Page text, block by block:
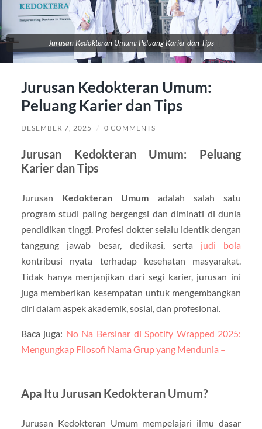
Jurusan Kedokteran Umum: Peluang Karier dan Tips
Jurusan Kedokteran Umum:
Peluang Karier dan Tips
DESEMBER 7, 2025 / 0 COMMENTS
Jurusan Kedokteran Umum: Peluang
Karier dan Tips
Jurusan Kedokteran Umum adalah salah satu
program studi paling bergengsi dan diminati di dunia
pendidikan tinggi. Profesi dokter selalu identik dengan
tanggung jawab besar, dedikasi, serta judi bola
kontribusi nyata terhadap kesehatan masyarakat.
Tidak hanya menjanjikan dari segi karier, jurusan ini
juga memberikan kesempatan untuk mengembangkan
diri dalam aspek akademik, sosial, dan profesional.
Baca juga: No Na Bersinar di Spotify Wrapped 2025:
Mengungkap Filosofi Nama Grup yang Mendunia –
Apa Itu Jurusan Kedokteran Umum?
Jurusan Kedokteran Umum mempelajari ilmu dasar